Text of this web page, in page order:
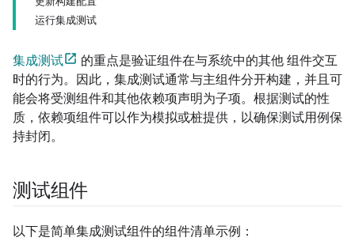
运行集成测试
集成测试
的重点是验证组件在与系统中的其他 组件交互
时的行为。因此，集成测试通常与主组件分开构建，并且可
能会将受测组件和其他依赖项声明为子项。根据测试的性
质，依赖项组件可以作为模拟或桩提供，以确保测试用例保
持封闭。
测试组件
以下是简单集成测试组件的组件清单示例：